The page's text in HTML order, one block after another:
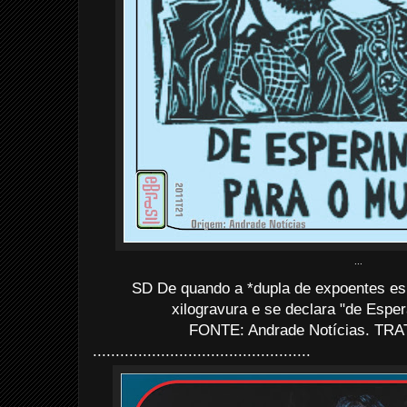
...
SD De quando a *dupla de expoentes
xilogravura e se declara "de
FONTE: Andrade Notícias.
................................................